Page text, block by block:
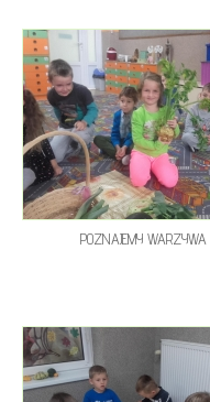
POZNAJEMY WARZYWA